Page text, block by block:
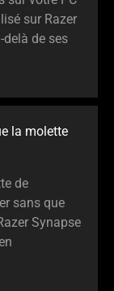
sur Razer
de ses
la molette
de
sans que
Synapse